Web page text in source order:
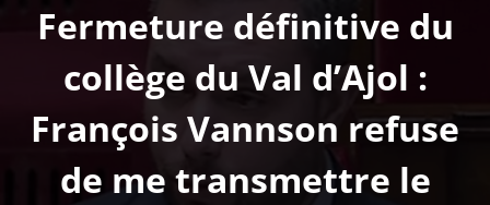
Fermeture définitive du
collège du Val d’Ajol :
François Vannson refuse
de me transmettre le